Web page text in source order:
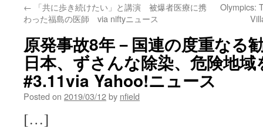
← 「共に歩き続けたい」と講演 被爆者医療に携
わった福島の医師 via niftyニュース
Olympics:
原発事故8年－国連の度重なる
日本、ずさんな除染、危険地
#3.11via Yahoo!ニュース
Posted on 2019/03/12by nfield
[…]